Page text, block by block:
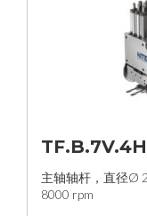
主轴轴杆，直径Ø
8000 rpm